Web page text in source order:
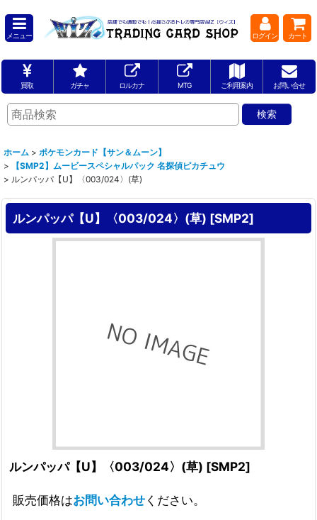
メニュー ログイン カート
買取 ガチャ ロルカナ MTG ご利用案内 お問い合せ
ホーム > ポケモンカード【サン＆ムーン】
>
【SMP2】ムービースペシャルパック 名探偵ピカチュウ
> ルンパッパ【U】〈003/024〉(草)
ルンパッパ【U】〈003/024〉(草) [SMP2]
ルンパッパ【U】〈003/024〉(草) [SMP2]
販売価格はお問い合わせください。